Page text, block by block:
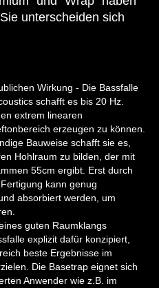
unterscheiden sich
Wirkung - Die Bassfalle
schafft es bis 20 Hz.
extrem linearen
erzeugen zu können.
Bauweise schafft sie es,
Hohlraum zu bilden, der mit
55cm ergibt. Erst durch
kann genug
absorbiert werden, um
guten Raumklangs
explizit dafür konzipiert,
beste Ergebnisse im
Die Basetrap eignet sich
Anwender wie z.B. im